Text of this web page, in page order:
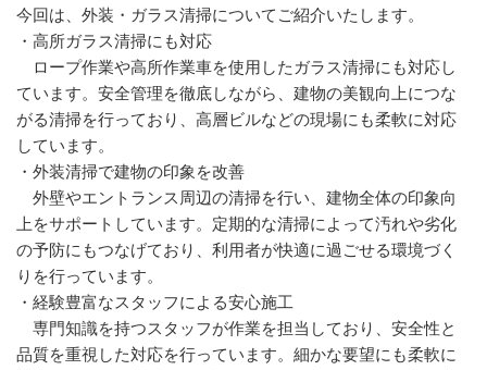
今回は、外装・ガラス清掃についてご紹介いたします。
・高所ガラス清掃にも対応
ロープ作業や高所作業車を使用したガラス清掃にも対応し
ています。安全管理を徹底しながら、建物の美観向上につな
がる清掃を行っており、高層ビルなどの現場にも柔軟に対応
しています。
・外装清掃で建物の印象を改善
外壁やエントランス周辺の清掃を行い、建物全体の印象向
上をサポートしています。定期的な清掃によって汚れや劣化
の予防にもつなげており、利用者が快適に過ごせる環境づく
りを行っています。
・経験豊富なスタッフによる安心施工
専門知識を持つスタッフが作業を担当しており、安全性と
品質を重視した対応を行っています。細かな要望にも柔軟に